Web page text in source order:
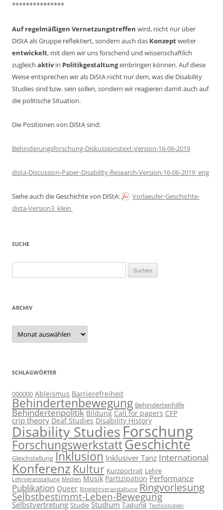
***************
Auf regelmäßigen Vernetzungstreffen wird, nicht nur über
DiStA als Gruppe reflektiert, sondern auch das Konzeptweiter
entwickelt, mit dem wir uns forschend und wissenschaftlich
zugleich aktivin Politikgestaltungeinbringen können. Auf diese
Weise entsprechen wir als DiStA nicht nur dem, was die Disability
Studies sind bzw. sein sollen, sondern wir reagieren damit auch auf
die politische Situation.
Die Positionen von DiStA sind:
Behinderungsforschung-Diskussionstext-Version-16-06-2019
dista-Discussion-Paper-Disability-Research-Version-16-06-2019_eng
Siehe auch die Geschichte von DiStA:
Vorlaeufer-Geschichte-
dista-Version3_klein
SUCHE
nach:
ARCHIV
Archiv
SCHLAGWÖRTER
000000 Ableismus Barrierefreiheit
Behindertenbewegung Behindertenhilfe
Behindertenpolitik Bildung Call for papers CFP
crip theory Deaf Studies Disability History
Disability StudiesForschung
ForschungswerkstattGeschichte
Gleichstellung Inklusion Inklusiver Tanz International
Konferenz Kultur Kurzportrait Lehre
Lehrveranstaltung Medien Musik Partizipation Performance
Publikation Queer Ringlehrveranstaltung Ringvorlesung
Selbstbestimmt-Leben-Bewegung
Selbstvertretung Studie Studium Tagung Technologien